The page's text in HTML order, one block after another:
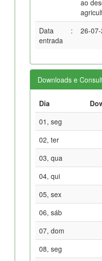
ao
Data
entrada
: 26-
Downloads e
Dia
01, seg
02, ter
03, qua
04, qui
05, sex
06, sáb
07, dom
08, seg